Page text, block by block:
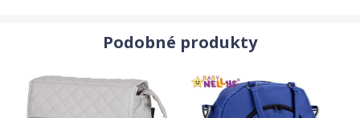
Podobné produkty